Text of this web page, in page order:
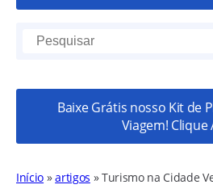
Baixe Grátis nosso Kit de
Viagem! Clique
Início »artigos »Turismo na Cidade